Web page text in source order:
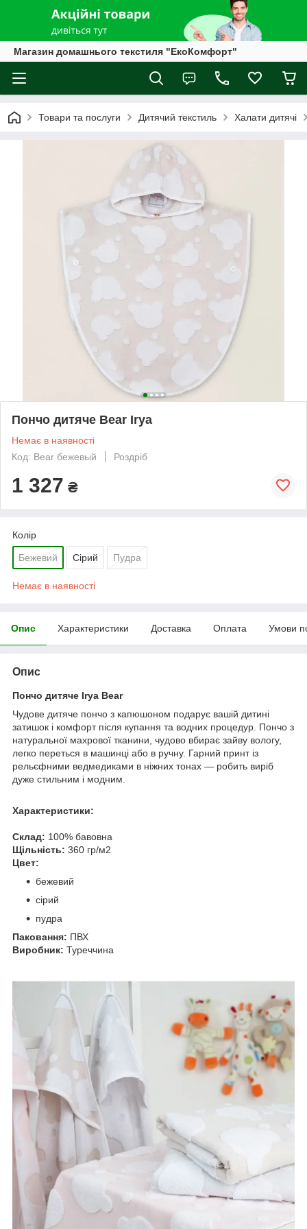
Магазин домашнього текстиля "ЕкоКомфорт"
Товари та послуги Дитячий текстиль Халати дитячі
Пончо дитяче Bear Irya
Немає в наявності
Код: Bear бежевый
Роздріб
1 327 ₴
Колір
Бежевий Сірий Пудра
Немає в наявності
Опис Характеристики Доставка Оплата Умови
Опис
Пончо дитяче Irya Bear
Чудове дитяче пончо з капюшоном подарує вашій дитині
затишок і комфорт після купання та водних процедур. Пончо з
натуральної махрової тканини, чудово вбирає зайву вологу,
легко переться в машинці або в ручну. Гарний принт із
рельєфними ведмедиками в ніжних тонах — робить виріб
дуже стильним і модним.
Характеристики:
Склад: 100% бавовна
Щільність: 360 гр/м2
Цвет:
бежевий
сірий
пудра
Паковання: ПВХ
Виробник: Туреччина